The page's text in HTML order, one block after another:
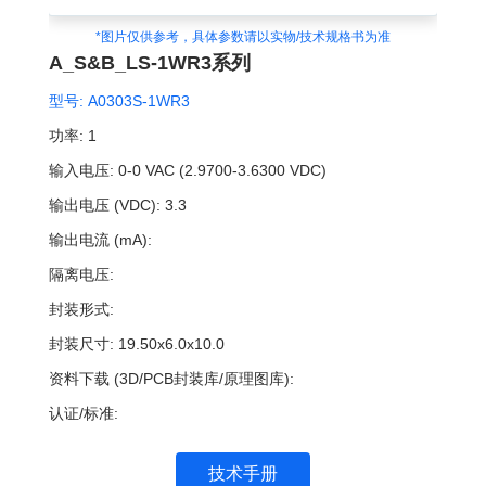
*图片仅供参考，具体参数请以实物/技术规格书为准
A_S&B_LS-1WR3系列
型号: A0303S-1WR3
功率: 1
输入电压: 0-0 VAC (2.9700-3.6300 VDC)
输出电压 (VDC): 3.3
输出电流 (mA):
隔离电压:
封装形式:
封装尺寸: 19.50x6.0x10.0
资料下载 (3D/PCB封装库/原理图库):
认证/标准:
技术手册